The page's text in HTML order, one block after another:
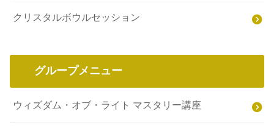
クリスタルボウルセッション
グループメニュー
ウィズダム・オブ・ライト マスタリー講座